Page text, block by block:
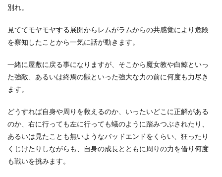
別れ。
見ててモヤモヤする展開からレムがラムからの共感覚により危険
を察知したことから一気に話が動きます。
一緒に屋敷に戻る事になりますが、そこから魔女教や白鯨といっ
た強敵、あるいは終焉の獣といった強大な力の前に何度も力尽き
ます。
どうすれば自身や周りを救えるのか、いったいどこに正解がある
のか、右に行っても左に行っても蟻のように踏みつぶされたり、
あるいは見たことも無いようなバッドエンドをくらい、狂ったり
くじけたりしながらも、自身の成長とともに周りの力を借り何度
も戦いを挑みます。